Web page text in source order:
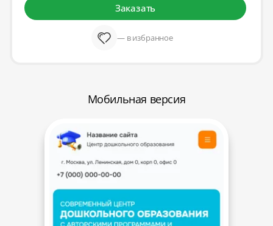
Заказать
— в избранное
Мобильная версия